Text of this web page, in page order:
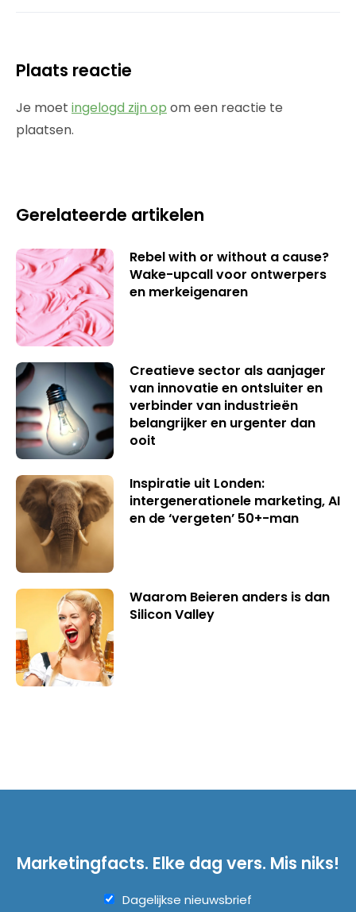
Plaats reactie
Je moet ingelogd zijn op om een reactie te
plaatsen.
Gerelateerde artikelen
Rebel with or without a cause?
Wake-upcall voor ontwerpers
en merkeigenaren
Creatieve sector als aanjager
van innovatie en ontsluiter en
verbinder van industrieën
belangrijker en urgenter dan
ooit
Inspiratie uit Londen:
intergenerationele marketing, AI
en de ‘vergeten’ 50+-man
Waarom Beieren anders is dan
Silicon Valley
Marketingfacts. Elke dag vers. Mis niks!
Dagelijkse nieuwsbrief